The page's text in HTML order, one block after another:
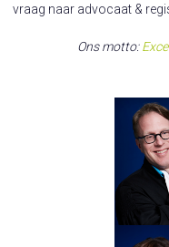
vraag naar advocaat &
Ons motto: